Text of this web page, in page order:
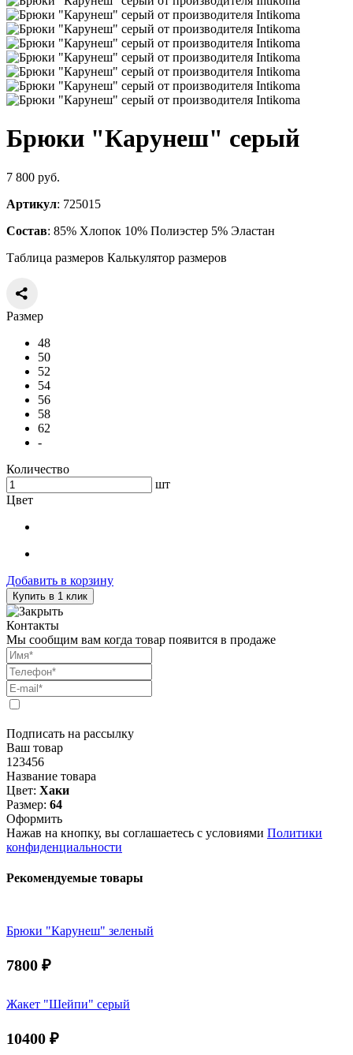
Брюки "Карунеш" серый
7 800 руб.
Артикул: 725015
Состав: 85% Хлопок 10% Полиэстер 5% Эластан
Таблица размеров Калькулятор размеров
Размер
48
50
52
54
56
58
62
-
Количество
шт
Цвет
Добавить в корзину
Купить в 1 клик
Контакты
Мы сообщим вам когда товар появится в продаже
Подписать на рассылку
Ваш товар
123456
Название товара
Цвет: Хаки
Размер: 64
Оформить
Нажав на кнопку, вы соглашаетесь с условиями Политики
конфиденциальности
Рекомендуемые товары
Брюки "Карунеш" зеленый
7800 ₽
Жакет "Шейпи" серый
10400 ₽